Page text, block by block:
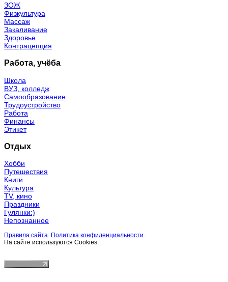
ЗОЖ
Физкультура
Массаж
Закаливание
Здоровье
Контрацепция
Работа, учёба
Школа
ВУЗ, колледж
Самообразование
Трудоустройство
Работа
Финансы
Этикет
Отдых
Хобби
Путешествия
Книги
Культура
TV, кино
Праздники
Гулянки:)
Непознанное
Правила сайта. Политика конфиденциальности.
На сайте используются Cookies.